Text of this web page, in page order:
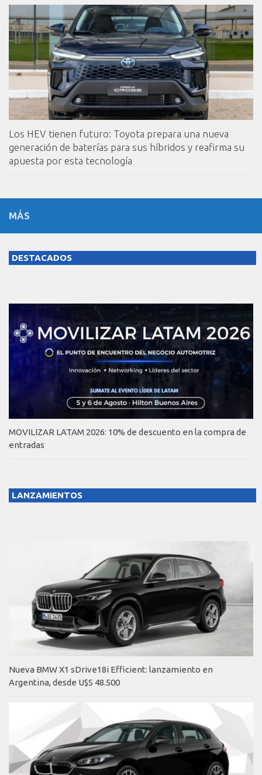
Los HEV tienen futuro: Toyota prepara una nueva
generación de baterías para sus híbridos y reafirma su
apuesta por esta tecnología
MÁS
DESTACADOS
MOVILIZAR LATAM 2026: 10% de descuento en la compra de
entradas
LANZAMIENTOS
Nueva BMW X1 sDrive18i Efficient: lanzamiento en
Argentina, desde U$S 48.500